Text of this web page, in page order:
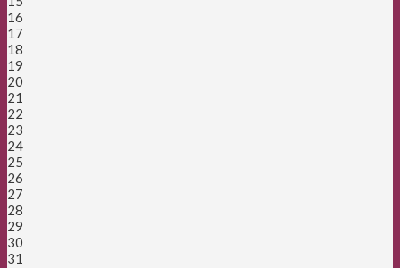
16
17
18
19
20
21
22
23
24
25
26
27
28
29
30
31